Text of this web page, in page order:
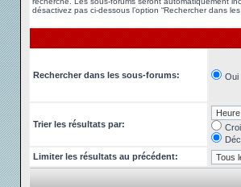
désactivez pas ci-dessous l’option “Rechercher dans les
Rechercher dans les sous-forums: Oui
Trier les résultats par:
Limiter les résultats au précédent: